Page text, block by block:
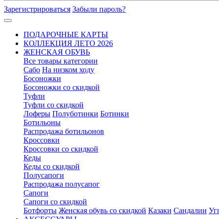
Зарегистрироваться Забыли пароль?
ПОДАРОЧНЫЕ КАРТЫ
КОЛЛЕКЦИЯ ЛЕТО 2026
ЖЕНСКАЯ ОБУВЬ
Все товары категории
Сабо На низком ходу
Босоножки
Босоножки со скидкой
Туфли
Туфли со скидкой
Лоферы Полуботинки Ботинки
Ботильоны
Распродажа ботильонов
Кроссовки
Кроссовки со скидкой
Кеды
Кеды со скидкой
Полусапоги
Распродажа полусапог
Сапоги
Сапоги со скидкой
Ботфорты Женская обувь со скидкой Казаки Сандалии